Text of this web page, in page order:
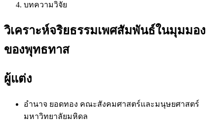
บทความวิจัย
วิเคราะห์จริยธรรมเพศสัมพันธ์ในมุมมอง
ของพุทธทาส
ผู้แต่ง
อำนาจ ยอดทอง คณะสังคมศาสตร์และมนุษยศาสตร์
มหาวิทยาลัยมหิดล